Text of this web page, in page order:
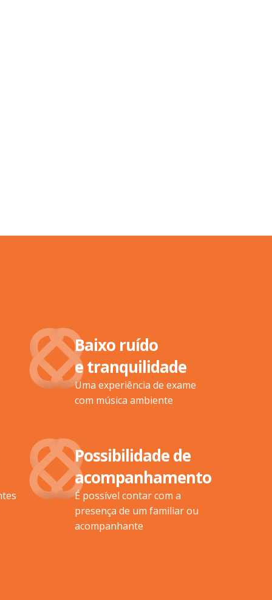
Baixo ruído
e tranquilidade
Uma experiência de exame
com música ambiente
Possibilidade de
acompanhamento
É possível contar com a
presença de um familiar ou
acompanhante